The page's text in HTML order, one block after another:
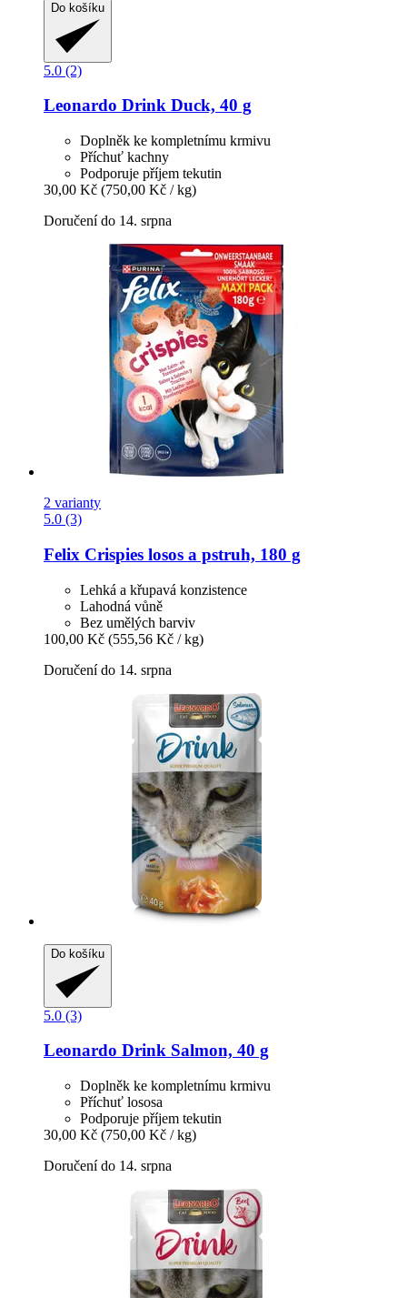
Do košíku
5.0 (2)
Leonardo Drink Duck, 40 g
Doplněk ke kompletnímu krmivu
Příchuť kachny
Podporuje příjem tekutin
30,00 Kč (750,00 Kč / kg)
Doručení do 14. srpna
2 varianty
5.0 (3)
Felix Crispies losos a pstruh, 180 g
Lehká a křupavá konzistence
Lahodná vůně
Bez umělých barviv
100,00 Kč (555,56 Kč / kg)
Doručení do 14. srpna
Do košíku
5.0 (3)
Leonardo Drink Salmon, 40 g
Doplněk ke kompletnímu krmivu
Příchuť lososa
Podporuje příjem tekutin
30,00 Kč (750,00 Kč / kg)
Doručení do 14. srpna